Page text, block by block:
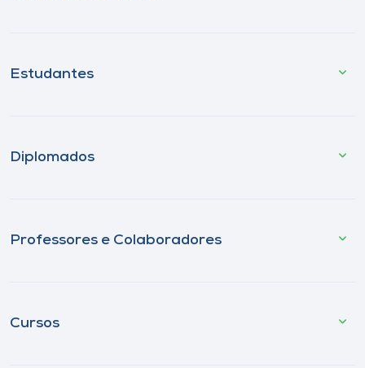
Estudantes
Diplomados
Professores e Colaboradores
Cursos